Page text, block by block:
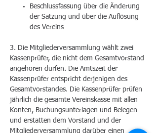
Beschlussfassung über die Änderung
der Satzung und über die Auflösung
des Vereins
3. Die Mitgliederversammlung wählt zwei
Kassenprüfer, die nicht dem Gesamtvorstand
angehören dürfen. Die Amtszeit der
Kassenprüfer entspricht derjenigen des
Gesamtvorstandes. Die Kassenprüfer prüfen
jährlich die gesamte Vereinskasse mit allen
Konten, Buchungsunterlagen und Belegen
und erstatten dem Vorstand und der
Mitgliederversammlung darüber einen